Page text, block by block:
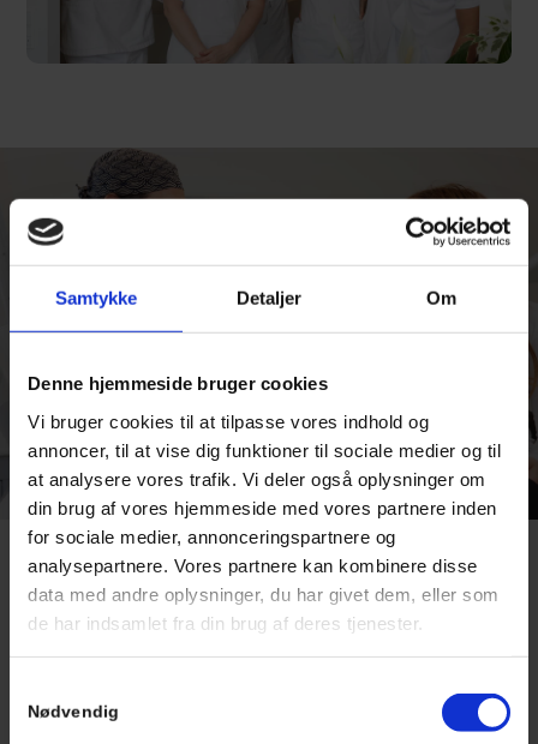
Samtykke Detaljer Om
Denne hjemmeside bruger cookies
Vi bruger cookies til at tilpasse vores indhold og
annoncer, til at vise dig funktioner til sociale medier og til
at analysere vores trafik. Vi deler også oplysninger om
din brug af vores hjemmeside med vores partnere inden
for sociale medier, annonceringspartnere og
analysepartnere. Vores partnere kan kombinere disse
data med andre oplysninger, du har givet dem, eller som
de har indsamlet fra din brug af deres tjenester.
Nødvendig
Smertefrie behandlinger i en
behagelig atmosfære
tandlægebesøg kan være en udfordring for mange, og derfor